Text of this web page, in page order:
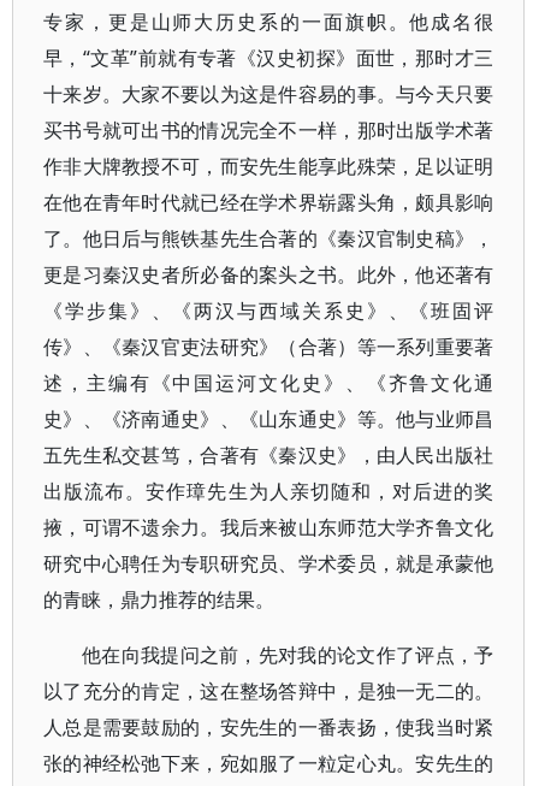
专家，更是山师大历史系的一面旗帜。他成名很
早，“文革”前就有专著《汉史初探》面世，那时才三
十来岁。大家不要以为这是件容易的事。与今天只要
买书号就可出书的情况完全不一样，那时出版学术著
作非大牌教授不可，而安先生能享此殊荣，足以证明
在他在青年时代就已经在学术界崭露头角，颇具影响
了。他日后与熊铁基先生合著的《秦汉官制史稿》，
更是习秦汉史者所必备的案头之书。此外，他还著有
《学步集》、《两汉与西域关系史》、《班固评
传》、《秦汉官吏法研究》（合著）等一系列重要著
述，主编有《中国运河文化史》、《齐鲁文化通
史》、《济南通史》、《山东通史》等。他与业师昌
五先生私交甚笃，合著有《秦汉史》，由人民出版社
出版流布。安作璋先生为人亲切随和，对后进的奖
掖，可谓不遗余力。我后来被山东师范大学齐鲁文化
研究中心聘任为专职研究员、学术委员，就是承蒙他
的青睐，鼎力推荐的结果。
他在向我提问之前，先对我的论文作了评点，予
以了充分的肯定，这在整场答辩中，是独一无二的。
人总是需要鼓励的，安先生的一番表扬，使我当时紧
张的神经松弛下来，宛如服了一粒定心丸。安先生的